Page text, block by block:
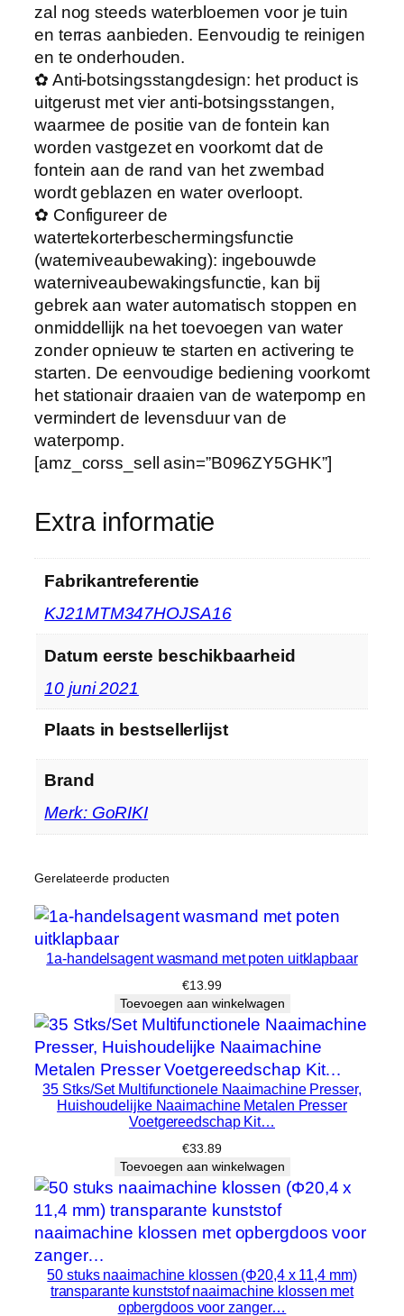
zal nog steeds waterbloemen voor je tuin
en terras aanbieden. Eenvoudig te reinigen
en te onderhouden.
✿ Anti-botsingsstangdesign: het product is
uitgerust met vier anti-botsingsstangen,
waarmee de positie van de fontein kan
worden vastgezet en voorkomt dat de
fontein aan de rand van het zwembad
wordt geblazen en water overloopt.
✿ Configureer de
watertekorterbeschermingsfunctie
(waterniveaubewaking): ingebouwde
waterniveaubewakingsfunctie, kan bij
gebrek aan water automatisch stoppen en
onmiddellijk na het toevoegen van water
zonder opnieuw te starten en activering te
starten. De eenvoudige bediening voorkomt
het stationair draaien van de waterpomp en
vermindert de levensduur van de
waterpomp.
[amz_corss_sell asin=”B096ZY5GHK”]
Extra informatie
Fabrikantreferentie
KJ21MTM347HOJSA16
Datum eerste beschikbaarheid
10 juni 2021
Plaats in bestsellerlijst
Brand
Merk: GoRIKI
Gerelateerde producten
1a-handelsagent wasmand met poten uitklapbaar
€13.99
Toevoegen aan winkelwagen
35 Stks/Set Multifunctionele Naaimachine Presser,
Huishoudelijke Naaimachine Metalen Presser
Voetgereedschap Kit…
€33.89
Toevoegen aan winkelwagen
50 stuks naaimachine klossen (Φ20,4 x 11,4 mm)
transparante kunststof naaimachine klossen met
opbergdoos voor zanger…